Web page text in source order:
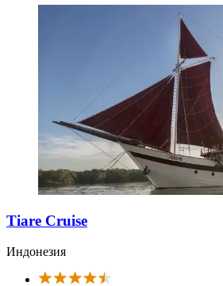
Tiare Cruise
Индонезия